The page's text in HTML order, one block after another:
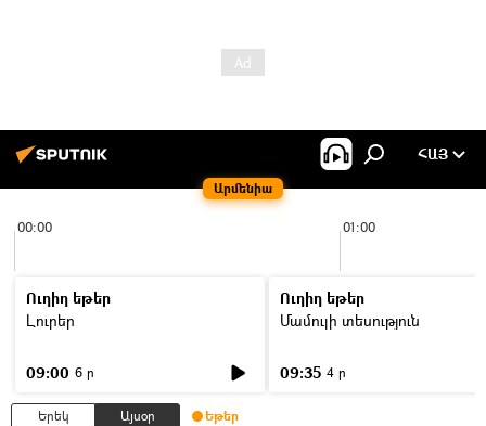
Արմենիա
ՀԱՅ
00:00 01:00
Ուղիղ եթեր
Լուրեր
09:00 6 ր
Ուղիղ եթեր
Մամուլի տեսություն
09:35 4 ր
Երեկ Այսօր Եթեր